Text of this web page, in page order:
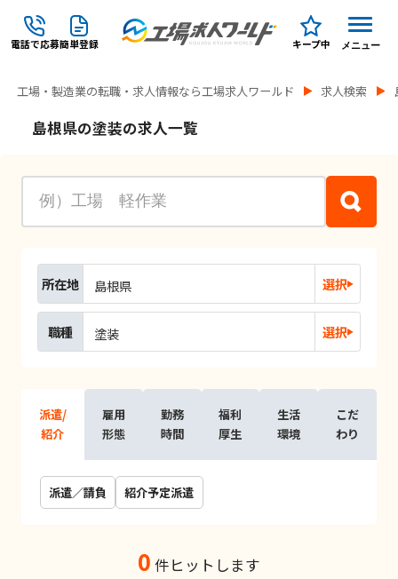
電話で応募簡単登録 キープ中 メニュー
工場・製造業の転職・求人情報なら工場求人ワールド 求人検索
島根県の塗装の求人一覧
所在地 島根県 選択
職種 塗装 選択
派遣/
紹介
雇用
形態
勤務
時間
福利
厚生
生活
環境
こだ
わり
派遣／請負 紹介予定派遣
0 件ヒットします